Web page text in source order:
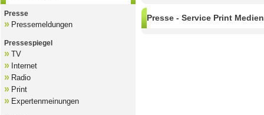
Presse
» Pressemeldungen
Pressespiegel
» TV
» Internet
» Radio
» Print
» Expertenmeinungen
Presse - Service Print